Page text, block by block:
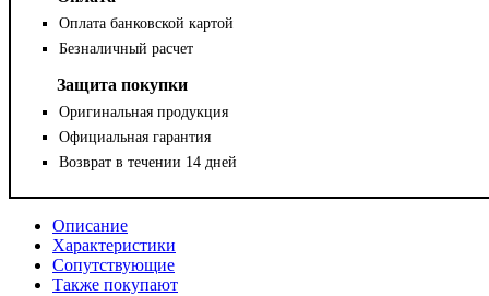
Оплата банковской картой
Безналичный расчет
Защита покупки
Оригинальная продукция
Официальная гарантия
Возврат в течении 14 дней
Описание
Характеристики
Сопутствующие
Также покупают